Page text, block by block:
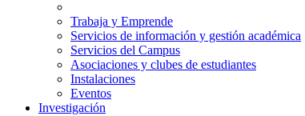
Trabaja y Emprende
Servicios de información y gestión académica
Servicios del Campus
Asociaciones y clubes de estudiantes
Instalaciones
Eventos
Investigación